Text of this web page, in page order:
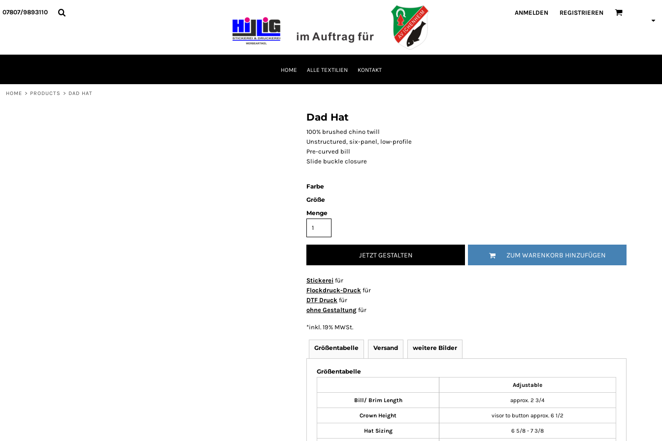
07807/9893110 ANMELDEN REGISTRIEREN
HOME ALLE TEXTILIEN KONTAKT
HOME > PRODUCTS > DAD HAT
Dad Hat
100% brushed chino twill
Unstructured, six-panel, low-profile
Pre-curved bill
Slide buckle closure
Farbe
Größe
Menge
JETZT GESTALTEN ZUM WARENKORB HINZUFÜGEN
Stickerei für
Flockdruck-Druck für
DTF Druck für
ohne Gestaltung für
*inkl. 19% MWSt.
Größentabelle Versand weitere Bilder
Größentabelle
Adjustable
Bill/ Brim Length approx. 2 3/4
Crown Height visor to button approx. 6 1/2
Hat Sizing 6 5/8 - 7 3/8
HOME
ANMELDEN